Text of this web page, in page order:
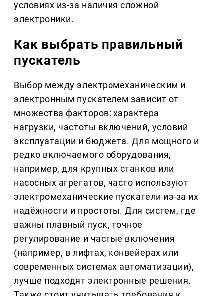
условиях из-за наличия сложной
электроники.
Как выбрать правильный
пускатель
Выбор между электромеханическим и
электронным пускателем зависит от
множества факторов: характера
нагрузки, частоты включений, условий
эксплуатации и бюджета. Для мощного и
редко включаемого оборудования,
например, для крупных станков или
насосных агрегатов, часто используют
электромеханические пускатели из-за их
надёжности и простоты. Для систем, где
важны плавный пуск, точное
регулирование и частые включения
(например, в лифтах, конвейерах или
современных системах автоматизации),
лучше подходят электронные решения.